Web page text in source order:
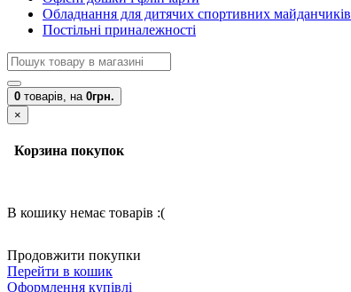
Обладнання для дитячих спортивних майданчиків
Постільні приналежності
0 товарів, на 0грн.
×
Корзина покупок
В кошику немає товарів :(
Продовжити покупки
Перейти в кошик
Оформлення купівлі